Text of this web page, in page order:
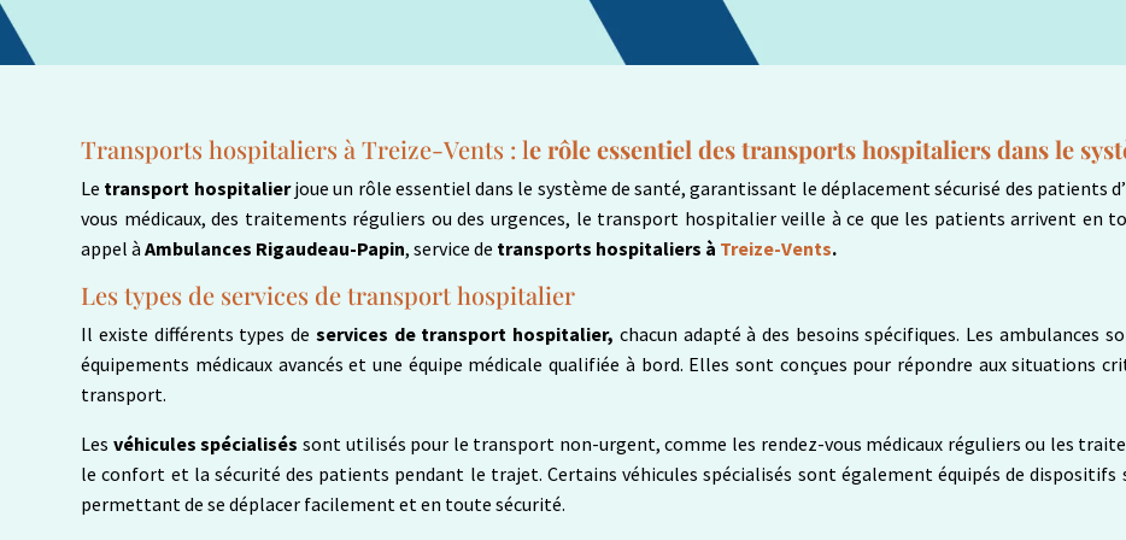
Transports hospitaliers àTreize-Vents : le rôle essentiel des transports hospitaliers dans le
Le transport hospitalier joue un rôle essentiel dans le système de santé, garantissant le déplacement sécurisé des patients
vous médicaux, des traitements réguliers ou des urgences, le transport hospitalier veille à ce que les patients arrivent en
appel à Ambulances Rigaudeau-Papin, service de transports hospitaliers à Treize-Vents.
Les types de services de transport hospitalier
Il existe différents types de services de transport hospitalier, chacun adapté à des besoins spécifiques. Les ambulances
équipements médicaux avancés et une équipe médicale qualifiée à bord. Elles sont conçues pour répondre aux situations
transport.
Les véhicules spécialisés sont utilisés pour le transport non-urgent, comme les rendez-vous médicaux réguliers ou les
le confort et la sécurité des patients pendant le trajet. Certains véhicules spécialisés sont également équipés de
permettant de se déplacer facilement et en toute sécurité.